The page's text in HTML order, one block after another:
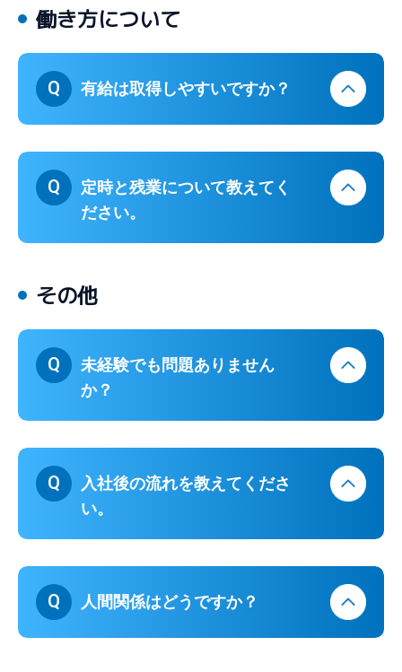
働き方について
Q 有給は取得しやすいですか？
Q
定時と残業について教えてく
ださい。
その他
Q
未経験でも問題ありません
か？
Q
入社後の流れを教えてくださ
い。
Q 人間関係はどうですか？